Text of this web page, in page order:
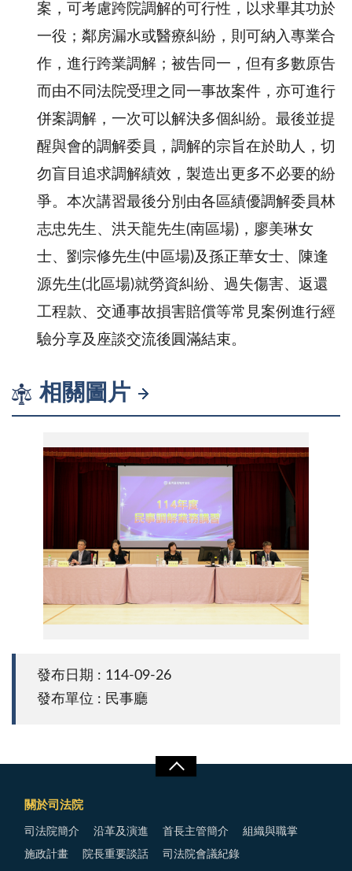
案，可考慮跨院調解的可行性，以求畢其功於
一役；鄰房漏水或醫療糾紛，則可納入專業合
作，進行跨業調解；被告同一，但有多數原告
而由不同法院受理之同一事故案件，亦可進行
併案調解，一次可以解決多個糾紛。最後並提
醒與會的調解委員，調解的宗旨在於助人，切
勿盲目追求調解績效，製造出更多不必要的紛
爭。本次講習最後分別由各區績優調解委員林
志忠先生、洪天龍先生(南區場)，廖美琳女
士、劉宗修先生(中區場)及孫正華女士、陳逢
源先生(北區場)就勞資糾紛、過失傷害、返還
工程款、交通事故損害賠償等常見案例進行經
驗分享及座談交流後圓滿結束。
相關圖片
發布日期 : 114-09-26
發布單位 : 民事廳
關於司法院
司法院簡介 沿革及演進 首長主管簡介 組織與職掌
施政計畫 院長重要談話 司法院會議紀錄